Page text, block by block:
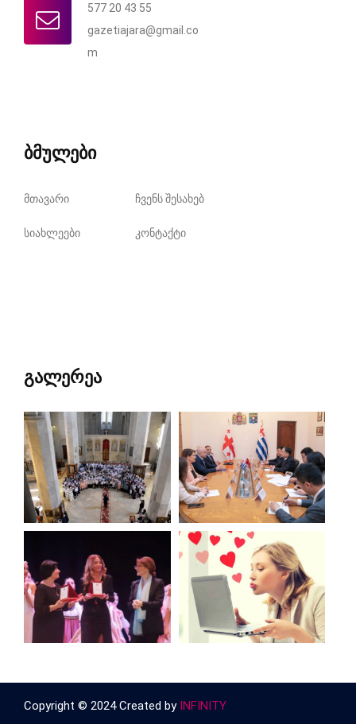
577 20 43 55
gazetiajara@gmail.co
m
ბმულები
მთავარი ჩვენს შესახებ
სიახლეები კონტაქტი
გალერეა
Copyright © 2024 Created by INFINITY